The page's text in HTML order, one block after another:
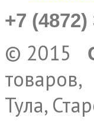
+7 (4872)
© 2015
товаров,
Тула,